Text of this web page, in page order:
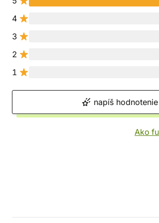
4
3
2
1
napíš hodnotenie
Ako